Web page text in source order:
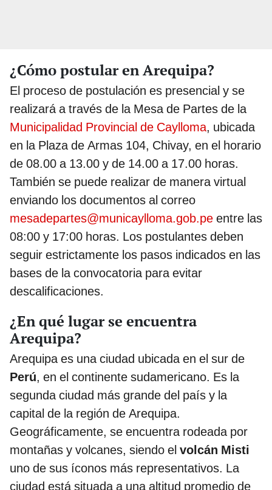
¿Cómo postular en Arequipa?
El proceso de postulación es presencial y se
realizará a través de la Mesa de Partes de la
Municipalidad Provincial de Caylloma, ubicada
en la Plaza de Armas 104, Chivay, en el horario
de 08.00 a 13.00 y de 14.00 a 17.00 horas.
También se puede realizar de manera virtual
enviando los documentos al correo
mesadepartes@municaylloma.gob.pe entre las
08:00 y 17:00 horas. Los postulantes deben
seguir estrictamente los pasos indicados en las
bases de la convocatoria para evitar
descalificaciones.
¿En qué lugar se encuentra
Arequipa?
Arequipa es una ciudad ubicada en el sur de
Perú, en el continente sudamericano. Es la
segunda ciudad más grande del país y la
capital de la región de Arequipa.
Geográficamente, se encuentra rodeada por
montañas y volcanes, siendo el volcán Misti
uno de sus íconos más representativos. La
ciudad está situada a una altitud promedio de